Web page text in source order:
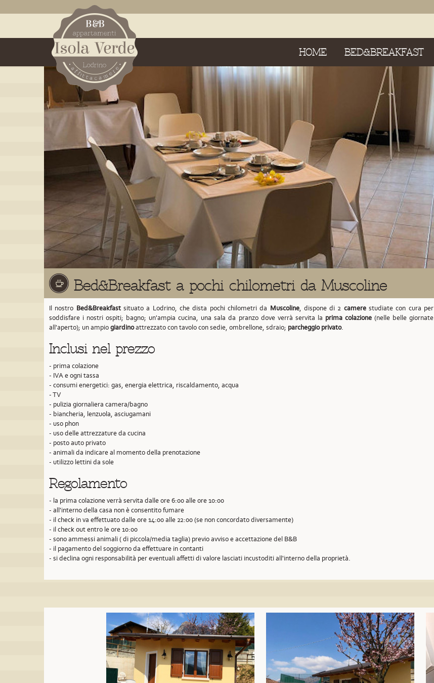
HOME BED&BREAKFAST
Bed&Breakfast a pochi chilometri da Muscoline
Il nostro Bed&Breakfast situato a Lodrino, che dista pochi chilometri da Muscoline, dispone di 2 camerestudiate con cura per
soddisfare i nostri ospiti; bagno; un'ampia cucina, una sala da pranzo dove verrà servita la prima colazione(nelle belle giornate
all'aperto); un ampiogiardinoattrezzato con tavolo con sedie, ombrellone, sdraio; parcheggio privato.
Inclusi nel prezzo
- prima colazione
- IVA e ogni tassa
- consumi energetici: gas, energia elettrica, riscaldamento, acqua
- TV
- pulizia giornaliera camera/bagno
- biancheria, lenzuola, asciugamani
- uso phon
- uso delle attrezzature da cucina
- posto auto privato
- animali da indicare al momento della prenotazione
- utilizzo lettini da sole
Regolamento
- la prima colazione verrà servita dalle ore 6:00 alle ore 10:00
- all'interno della casa non è consentito fumare
- il check in va effettuato dalle ore 14:00 alle 22:00 (se non concordato diversamente)
- il check out entro le ore 10:00
- sono ammessi animali ( di piccola/media taglia) previo avviso e accettazione del B&B
- il pagamento del soggiorno da effettuare in contanti
- si declina ogni responsabilità per eventuali affetti di valore lasciati incustoditi all'interno della proprietà.